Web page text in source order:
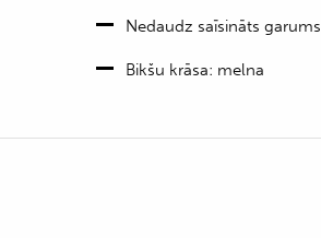
Nedaudz saīsināts garums
Bikšu krāsa: melna